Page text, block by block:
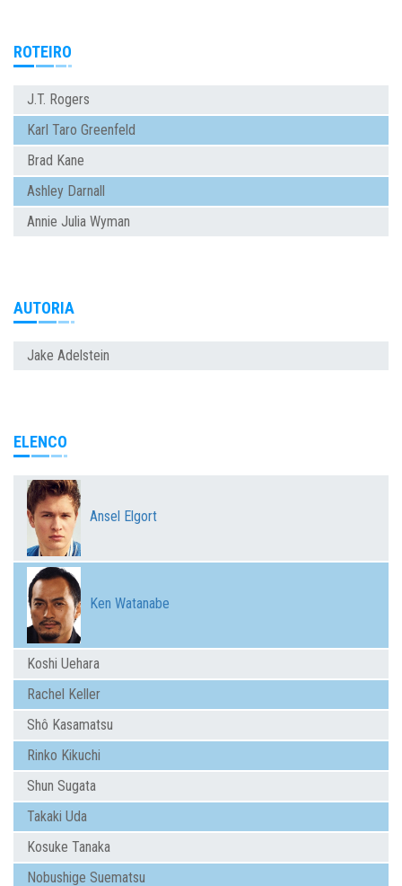
ROTEIRO
J.T. Rogers
Karl Taro Greenfeld
Brad Kane
Ashley Darnall
Annie Julia Wyman
AUTORIA
Jake Adelstein
ELENCO
Ansel Elgort
Ken Watanabe
Koshi Uehara
Rachel Keller
Shô Kasamatsu
Rinko Kikuchi
Shun Sugata
Takaki Uda
Kosuke Tanaka
Nobushige Suematsu